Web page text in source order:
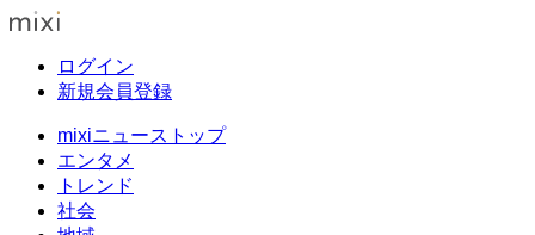
ログイン
新規会員登録
mixiニューストップ
エンタメ
トレンド
社会